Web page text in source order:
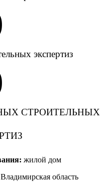
экспертиз
СТРОИТЕЛЬНЫХ
жилой дом
Владимирская область